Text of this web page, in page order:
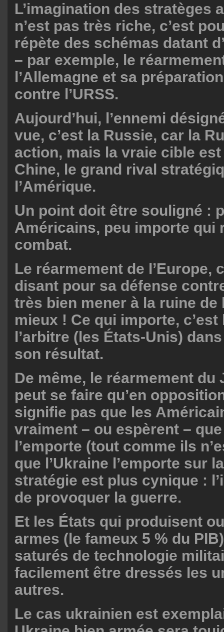
L’imagination des stratèges
n’est pas très riche, c’est
répète des schémas datant
– par exemple, le
l’Allemagne et sa
contre l’URSS.
Aujourd’hui, l’ennemi
vue, c’est la Russie, car la
action, mais la vraie cible
Chine, le grand rival
l’Amérique.
Un point doit être souligné :
Américains, peu importe qui
combat.
Le réarmement de l’Europe,
disant pour sa défense
très bien mener à la ruine de
mieux ! Ce qui importe, c’est
l’arbitre (les États-Unis)
son résultat.
De même, le réarmement du
peut se faire qu’en
signifie pas que les
vraiment – ou espèrent –
l’emporte (tout comme ils
que l’Ukraine l’emporte sur
stratégie est plus cynique :
de provoquer la guerre.
Et les États qui produisent
armes (le fameux 5 % du
saturés de technologie
facilement être dressés les
autres.
Le cas ukrainien est